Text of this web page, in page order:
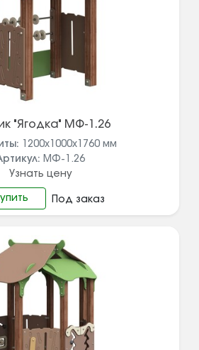
"Ягодка" МФ-1.26
1200х1000х1760 мм
МФ-1.26
Узнать цену
Под заказ